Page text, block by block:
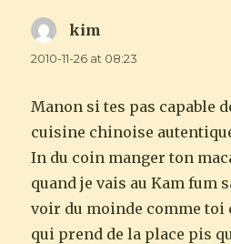
kim
2010-11-26 at 08:23
Manon si tes pas capable
cuisine chinoise
In du coin manger ton
quand je vais au Kam fum
voir du moinde comme toi
qui prend de la place pis